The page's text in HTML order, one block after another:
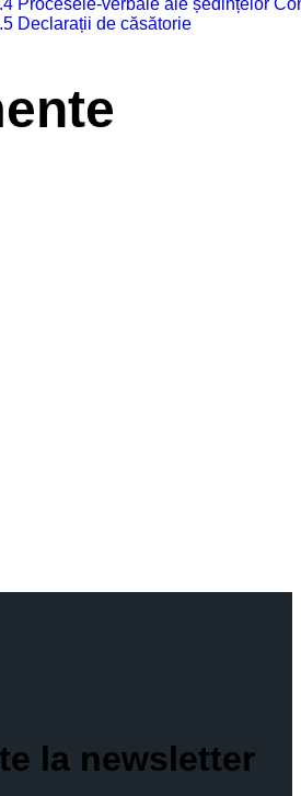
Procesele-verbale ale ședințelor
Declarații de căsătorie
la newsletter